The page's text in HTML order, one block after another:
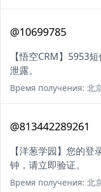
@10699785
【悟空CRM】5953
泄露。
Время получения: 北
@813442289261
【洋葱学园】您的
钟，请立即验证。
Время получения: 北